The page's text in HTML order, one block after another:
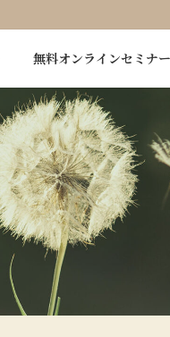
無料オンラインセミナー